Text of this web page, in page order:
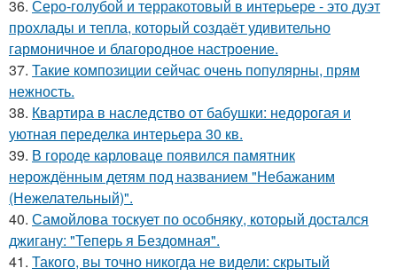
36. Серо-голубой и терракотовый в интерьере - это дуэт
прохлады и тепла, который создаёт удивительно
гармоничное и благородное настроение.
37. Такие композиции сейчас очень популярны, прям
нежность.
38. Квартира в наследство от бабушки: недорогая и
уютная переделка интерьера 30 кв.
39. В городе карловаце появился памятник
нерождённым детям под названием "Небажаним
(Нежелательный)".
40. Самойлова тоскует по особняку, который достался
джигану: "Теперь я Бездомная".
41. Такого, вы точно никогда не видели: скрытый